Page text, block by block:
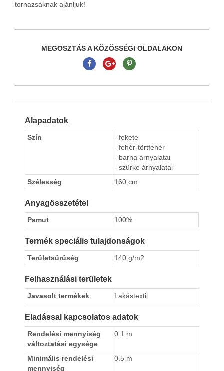
tornazsáknak ajánljuk!
MEGOSZTÁS A KÖZÖSSÉGI OLDALAKON
Alapadatok
Szín
- fekete
- fehér-törtfehér
- barna árnyalatai
- szürke árnyalatai
Szélesség
160 cm
Anyagösszetétel
Pamut 100%
Termék speciális tulajdonságok
Területsürüség 140 g/m2
Felhasználási területek
Javasolt termékek Lakástextil
Eladással kapcsolatos adatok
Rendelési mennyiség
változtatási egysége
0.1 m
Minimális rendelési
mennyiség
0.5 m